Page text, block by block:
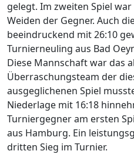
gelegt. Im zweiten Spiel
Weiden der Gegner. Auch
beeindruckend mit 26:10
Turnierneuling aus Bad
Diese Mannschaft war das
Überraschungsteam der
ausgeglichenen Spiel
Niederlage mit 16:18
Turniergegner am ersten
aus Hamburg. Ein
dritten Sieg im Turnier.